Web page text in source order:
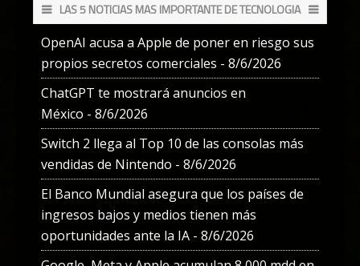
LAS 5 NOTICIAS MAS IMPORTANTE DE TECNOLOGIA
OpenAI acusa a Apple de poner en riesgo sus
propios secretos comerciales - 8/6/2026
ChatGPT te mostrará anuncios en
México - 8/6/2026
Switch 2 llega al Top 10 de las consolas más
vendidas de Nintendo - 8/6/2026
El Banco Mundial asegura que los países de
ingresos bajos y medios tienen más
oportunidades ante la IA - 8/6/2026